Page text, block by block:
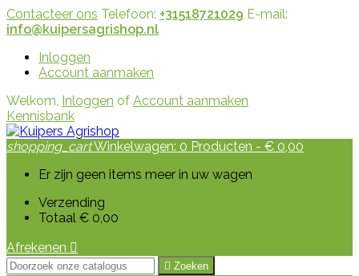
Contacteer ons Telefoon: +31518721029 E-mail:
info@kuipersagrishop.nl
Inloggen
Account aanmaken
Welkom, Inloggen of Account aanmaken
Kennisbank
shopping_cartWinkelwagen: 0 Producten - € 0,00
Er zijn geen items meer in uw wagen
Verzending
Totaal € 0,00
Afrekenen 
 Zoeken